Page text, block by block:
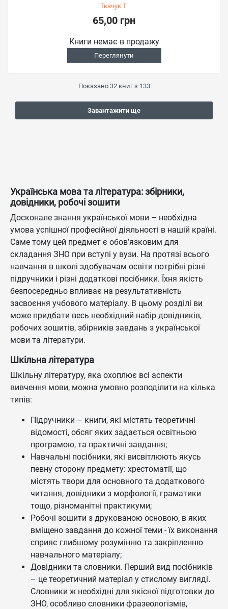
Ткачук Т.
65,00 грн
Книги немає в продажу
Переглянути
Показано 32книг з 133
Завантажити ще
Українська мова та література: збірники,
довідники, робочі зошити
Досконале знання української мови – необхідна
умова успішної професійної діяльності в нашій країні.
Саме тому цей предмет є обов’язковим для
складання ЗНО при вступі у вузи. На протязі всього
навчання в школі здобувачам освіти потрібні різні
підручники і різні додаткові посібники. Їхня якість
безпосередньо впливає на результативність
засвоєння учбового матеріалу. В цьому розділі ви
може придбати весь необхідний набір довідників,
робочих зошитів, збірників завдань з української
мови та літератури.
Шкільна література
Шкільну літературу, яка охоплює всі аспекти
вивчення мови, можна умовно розподілити на кілька
типів:
Підручники – книги, які містять теоретичні
відомості, обсяг яких задається освітньою
програмою, та практичні завдання;
Навчальні посібники, які висвітлюють якусь
певну сторону предмету: хрестоматії, що
містять твори для основного та додаткового
читання, довідники з морфології, граматики
тощо, різноманітні практикуми;
Робочі зошити з друкованою основою, в яких
вміщено завдання до кожної теми - їх виконання
сприяє глибшому розумінню та закріпленню
навчального матеріалу;
Довідники та словники. Перший вид посібників
– це теоретичний матеріал у стислому вигляді.
Словники ж необхідні для якісної підготовки до
ЗНО, особливо словники фразеологізмів,